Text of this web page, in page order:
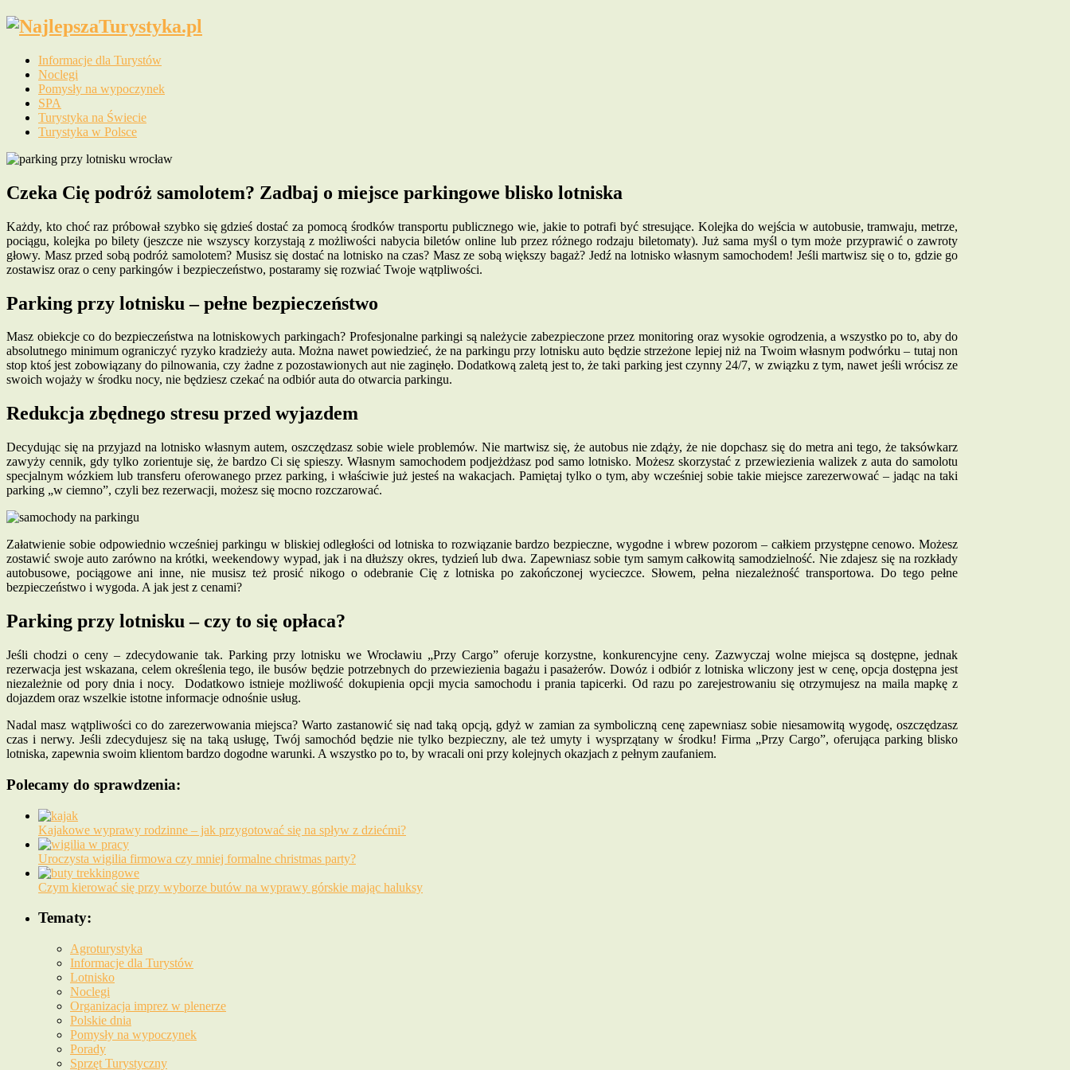
Informacje dla Turystów
Noclegi
Pomysły na wypoczynek
SPA
Turystyka na Świecie
Turystyka w Polsce
Czeka Cię podróż samolotem? Zadbaj o miejsce parkingowe blisko lotniska
Każdy, kto choć raz próbował szybko się gdzieś dostać za pomocą środków transportu publicznego wie, jakie to potrafi być stresujące. Kolejka do wejścia w autobusie, tramwaju, metrze,
pociągu, kolejka po bilety (jeszcze nie wszyscy korzystają z możliwości nabycia biletów online lub przez różnego rodzaju biletomaty). Już sama myśl o tym może przyprawić o zawroty
głowy. Masz przed sobą podróż samolotem? Musisz się dostać na lotnisko na czas? Masz ze sobą większy bagaż? Jedź na lotnisko własnym samochodem! Jeśli martwisz się o to, gdzie go
zostawisz oraz o ceny parkingów i bezpieczeństwo, postaramy się rozwiać Twoje wątpliwości.
Parking przy lotnisku – pełne bezpieczeństwo
Masz obiekcje co do bezpieczeństwa na lotniskowych parkingach? Profesjonalne parkingi są należycie zabezpieczone przez monitoring oraz wysokie ogrodzenia, a wszystko po to, aby do
absolutnego minimum ograniczyć ryzyko kradzieży auta. Można nawet powiedzieć, że na parkingu przy lotnisku auto będzie strzeżone lepiej niż na Twoim własnym podwórku – tutaj non
stop ktoś jest zobowiązany do pilnowania, czy żadne z pozostawionych aut nie zaginęło. Dodatkową zaletą jest to, że taki parking jest czynny 24/7, w związku z tym, nawet jeśli wrócisz ze
swoich wojaży w środku nocy, nie będziesz czekać na odbiór auta do otwarcia parkingu.
Redukcja zbędnego stresu przed wyjazdem
Decydując się na przyjazd na lotnisko własnym autem, oszczędzasz sobie wiele problemów. Nie martwisz się, że autobus nie zdąży, że nie dopchasz się do metra ani tego, że taksówkarz
zawyży cennik, gdy tylko zorientuje się, że bardzo Ci się spieszy. Własnym samochodem podjeżdżasz pod samo lotnisko. Możesz skorzystać z przewiezienia walizek z auta do samolotu
specjalnym wózkiem lub transferu oferowanego przez parking, i właściwie już jesteś na wakacjach. Pamiętaj tylko o tym, aby wcześniej sobie takie miejsce zarezerwować – jadąc na taki
parking „w ciemno”, czyli bez rezerwacji, możesz się mocno rozczarować.
Załatwienie sobie odpowiednio wcześniej parkingu w bliskiej odległości od lotniska to rozwiązanie bardzo bezpieczne, wygodne i wbrew pozorom – całkiem przystępne cenowo. Możesz
zostawić swoje auto zarówno na krótki, weekendowy wypad, jak i na dłuższy okres, tydzień lub dwa. Zapewniasz sobie tym samym całkowitą samodzielność. Nie zdajesz się na rozkłady
autobusowe, pociągowe ani inne, nie musisz też prosić nikogo o odebranie Cię z lotniska po zakończonej wycieczce. Słowem, pełna niezależność transportowa. Do tego pełne
bezpieczeństwo i wygoda. A jak jest z cenami?
Parking przy lotnisku – czy to się opłaca?
Jeśli chodzi o ceny – zdecydowanie tak. Parking przy lotnisku we Wrocławiu „Przy Cargo” oferuje korzystne, konkurencyjne ceny. Zazwyczaj wolne miejsca są dostępne, jednak
rezerwacja jest wskazana, celem określenia tego, ile busów będzie potrzebnych do przewiezienia bagażu i pasażerów. Dowóz i odbiór z lotniska wliczony jest w cenę, opcja dostępna jest
niezależnie od pory dnia i nocy. Dodatkowo istnieje możliwość dokupienia opcji mycia samochodu i prania tapicerki. Od razu po zarejestrowaniu się otrzymujesz na maila mapkę z
dojazdem oraz wszelkie istotne informacje odnośnie usług.
Nadal masz wątpliwości co do zarezerwowania miejsca? Warto zastanowić się nad taką opcją, gdyż w zamian za symboliczną cenę zapewniasz sobie niesamowitą wygodę, oszczędzasz
czas i nerwy. Jeśli zdecydujesz się na taką usługę, Twój samochód będzie nie tylko bezpieczny, ale też umyty i wysprzątany w środku! Firma „Przy Cargo”, oferująca parking blisko
lotniska, zapewnia swoim klientom bardzo dogodne warunki. A wszystko po to, by wracali oni przy kolejnych okazjach z pełnym zaufaniem.
Polecamy do sprawdzenia:
Kajakowe wyprawy rodzinne – jak przygotować się na spływ z dziećmi?
Uroczysta wigilia firmowa czy mniej formalne christmas party?
Czym kierować się przy wyborze butów na wyprawy górskie mając haluksy
Tematy:
Agroturystyka
Informacje dla Turystów
Lotnisko
Noclegi
Organizacja imprez w plenerze
Polskie dnia
Pomysły na wypoczynek
Porady
Sprzęt Turystyczny